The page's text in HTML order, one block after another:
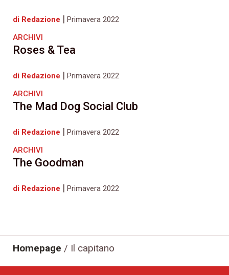
di Redazione | Primavera 2022
ARCHIVI
Roses & Tea
di Redazione | Primavera 2022
ARCHIVI
The Mad Dog Social Club
di Redazione | Primavera 2022
ARCHIVI
The Goodman
di Redazione | Primavera 2022
Homepage / Il capitano